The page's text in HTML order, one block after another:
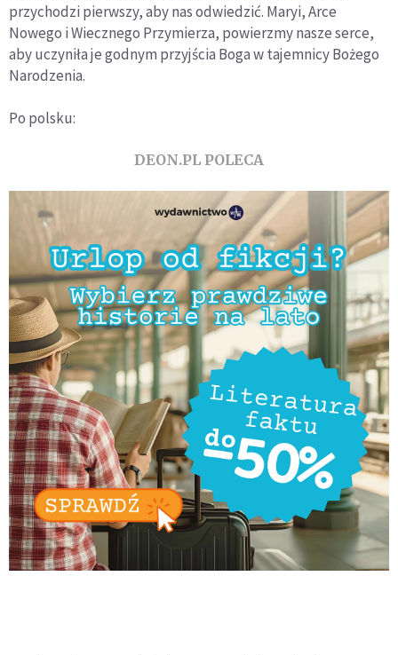
przychodzi pierwszy, aby nas odwiedzić. Maryi, Arce
Nowego i Wiecznego Przymierza, powierzmy nasze serce,
aby uczyniła je godnym przyjścia Boga w tajemnicy Bożego
Narodzenia.
Po polsku:
DEON.PL POLECA